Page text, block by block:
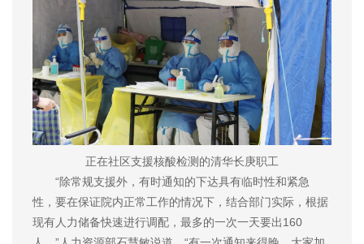
正在社区支援核酸检测的清华长庚职工
“除常规支援外，有时通知的下达具有临时性和紧急
性，要在保证院内正常工作的情况下，结合部门实际，根据
现有人力储备快速进行调配，最多的一次一天要出160